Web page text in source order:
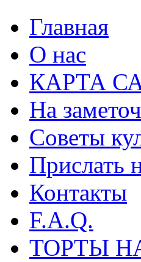
Главная
О нас
КАРТА
На
Советы
Прислать
Контакты
F.A.Q.
ТОРТЫ